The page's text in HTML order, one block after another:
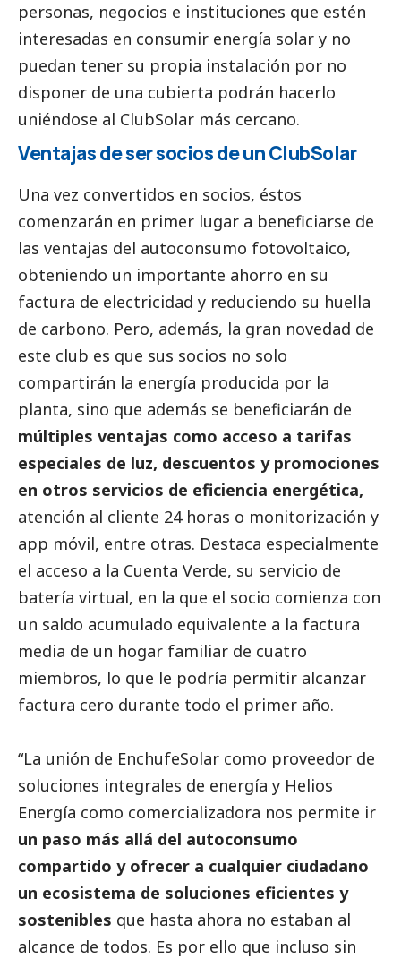
personas, negocios e instituciones que estén
interesadas en consumir energía solar y no
puedan tener su propia instalación por no
disponer de una cubierta podrán hacerlo
uniéndose al ClubSolar más cercano.
Ventajas de ser socios de un ClubSolar
Una vez convertidos en socios, éstos
comenzarán en primer lugar a beneficiarse de
las ventajas del autoconsumo fotovoltaico,
obteniendo un importante ahorro en su
factura de electricidad y reduciendo su huella
de carbono. Pero, además, la gran novedad de
este club es que sus socios no solo
compartirán la energía producida por la
planta, sino que además se beneficiarán de
múltiples ventajas como acceso a tarifas
especiales de luz, descuentos y promociones
en otros servicios de eficiencia energética,
atención al cliente 24 horas o monitorización y
app móvil, entre otras. Destaca especialmente
el acceso a la Cuenta Verde, su servicio de
batería virtual, en la que el socio comienza con
un saldo acumulado equivalente a la factura
media de un hogar familiar de cuatro
miembros, lo que le podría permitir alcanzar
factura cero durante todo el primer año.
“La unión de EnchufeSolar como proveedor de
soluciones integrales de energía y Helios
Energía como comercializadora nos permite ir
un paso más allá del autoconsumo
compartido y ofrecer a cualquier ciudadano
un ecosistema de soluciones eficientes y
sostenibles que hasta ahora no estaban al
alcance de todos. Es por ello que incluso sin